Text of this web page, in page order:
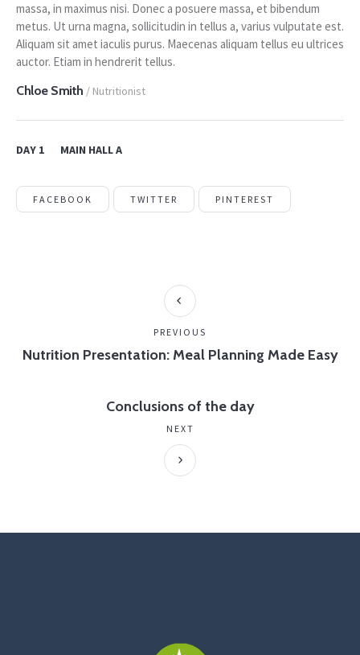
massa, in maximus nisi. Donec a posuere massa, et bibendum
metus. Ut urna magna, sollicitudin in tellus a, varius vulputate est.
Aliquam sit amet iaculis purus. Maecenas aliquam tellus eu ultrices
auctor. Etiam in hendrerit tellus.
Chloe Smith / Nutritionist
DAY 1 MAIN HALL A
FACEBOOK TWITTER PINTEREST
Nutrition Presentation: Meal Planning Made Easy
PREVIOUS
Conclusions of the day
NEXT